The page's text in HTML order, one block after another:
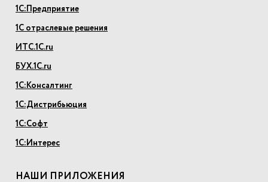
1С:Предприятие
1С отраслевые решения
ИТС.1С.ru
БУХ.1С.ru
1С:Консалтинг
1С:Дистрибьюция
1С:Софт
1С:Интерес
НАШИ ПРИЛОЖЕНИЯ